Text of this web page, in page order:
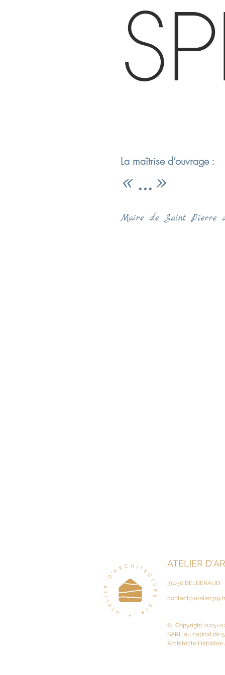
La maîtrise d’ouvrage :
« ...»
Maire de Saint Pierre
ATELIER
31450 BELBERAUD
contact@atelier319.fr
© Copyright 2015-
SARL au capital de
Architecte Habilitée